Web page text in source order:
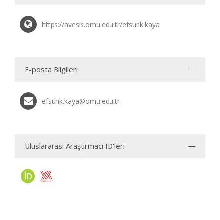
https://avesis.omu.edu.tr/efsunk.kaya
E-posta Bilgileri
efsunk.kaya@omu.edu.tr
Uluslararası Araştırmacı ID'leri